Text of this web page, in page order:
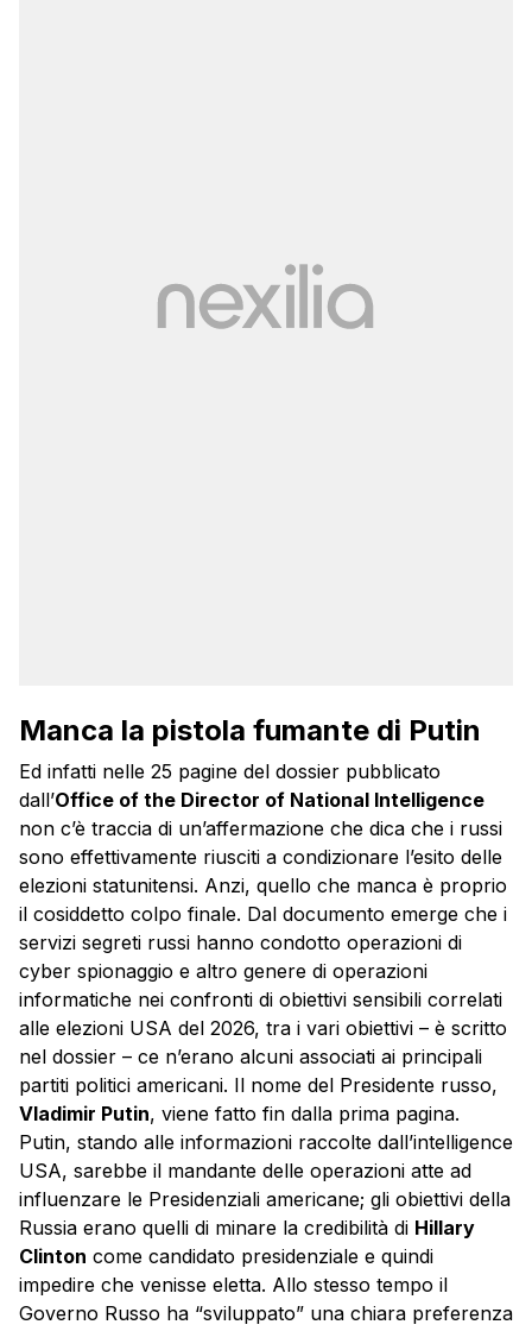
Manca la pistola fumante di Putin
Ed infatti nelle 25 pagine del dossier pubblicato
dall’Office of the Director of National Intelligence
non c’è traccia di un’affermazione che dica che i russi
sono effettivamente riusciti a condizionare l’esito delle
elezioni statunitensi. Anzi, quello che manca è proprio
il cosiddetto colpo finale. Dal documento emerge che i
servizi segreti russi hanno condotto operazioni di
cyber spionaggio e altro genere di operazioni
informatiche nei confronti di obiettivi sensibili correlati
alle elezioni USA del 2026, tra i vari obiettivi – è scritto
nel dossier – ce n’erano alcuni associati ai principali
partiti politici americani. Il nome del Presidente russo,
Vladimir Putin, viene fatto fin dalla prima pagina.
Putin, stando alle informazioni raccolte dall’intelligence
USA, sarebbe il mandante delle operazioni atte ad
influenzare le Presidenziali americane; gli obiettivi della
Russia erano quelli di minare la credibilità di Hillary
Clinton come candidato presidenziale e quindi
impedire che venisse eletta. Allo stesso tempo il
Governo Russo ha “sviluppato” una chiara preferenza